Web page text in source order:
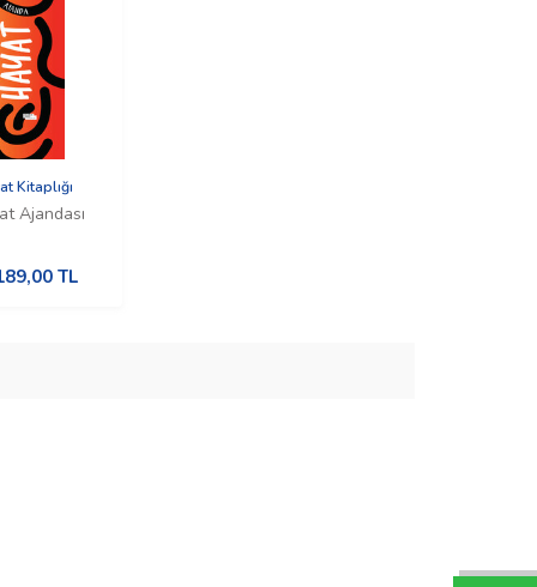
Kitaplığı
Ajandası
TL